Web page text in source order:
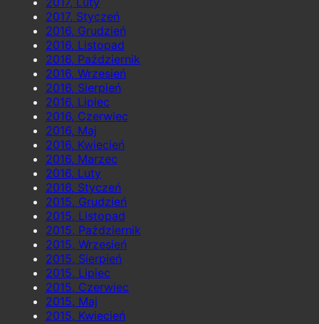
2017, Styczeń
2016, Grudzień
2016, Listopad
2016, Październik
2016, Wrzesień
2016, Sierpień
2016, Lipiec
2016, Czerwiec
2016, Maj
2016, Kwiecień
2016, Marzec
2016, Luty
2016, Styczeń
2015, Grudzień
2015, Listopad
2015, Październik
2015, Wrzesień
2015, Sierpień
2015, Lipiec
2015, Czerwiec
2015, Maj
2015, Kwiecień